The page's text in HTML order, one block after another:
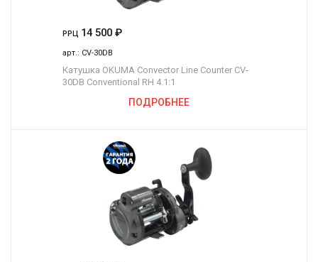
РРЦ 14 500 ₽
арт.: CV-30DB
Катушка OKUMA Convector Line Counter CV-
30DB Conventional RH 4.1:1
ПОДРОБНЕЕ